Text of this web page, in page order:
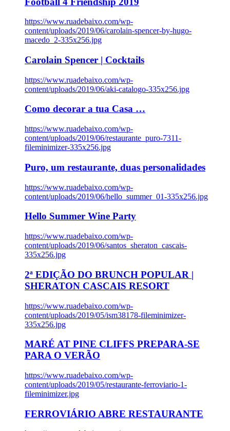
https://www.ruadebaixo.com/wp-
content/uploads/2019/06/carolain-spencer-by-hugo-
macedo_2-335x256.jpg
Carolain Spencer | Cocktails
https://www.ruadebaixo.com/wp-
content/uploads/2019/06/aki-catalogo-335x256.jpg
Como decorar a tua Casa …
https://www.ruadebaixo.com/wp-
content/uploads/2019/06/restaurante_puro-7311-
fileminimizer-335x256.jpg
Puro, um restaurante, duas personalidades
https://www.ruadebaixo.com/wp-
content/uploads/2019/06/hello_summer_01-335x256.jpg
Hello Summer Wine Party
https://www.ruadebaixo.com/wp-
content/uploads/2019/06/santos_sheraton_cascais-
335x256.jpg
2ª EDIÇÃO DO BRUNCH POPULAR |
SHERATON CASCAIS RESORT
https://www.ruadebaixo.com/wp-
content/uploads/2019/05/ism38178-fileminimizer-
335x256.jpg
MARÉ AT PINE CLIFFS PREPARA-SE
PARA O VERÃO
https://www.ruadebaixo.com/wp-
content/uploads/2019/05/restaurante-ferroviario-1-
fileminimizer.jpg
FERROVIÁRIO ABRE RESTAURANTE